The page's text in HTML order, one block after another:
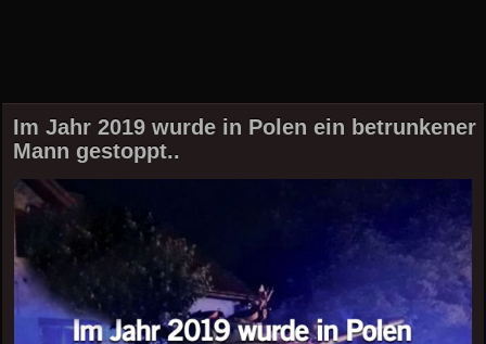
Im Jahr 2019 wurde in Polen ein betrunkener
Mann gestoppt..